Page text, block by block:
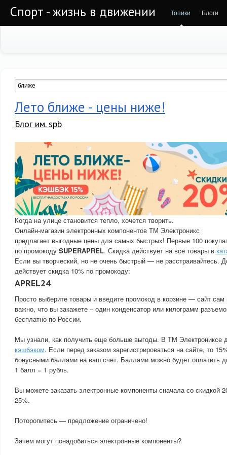
Спорт - жизнь в движении Топики Блоги
Лето ближе - цены ниже!
Блог им. spb
Когда на улице становится тепло, хочется творить.
Онлайн-магазин электронных компонентов ТМ Электроникс
предлагает выгодные цены для самых быстрых! Первые 100
по промокоду SUPERAPREL. Скидка действует на все товары в
Если вы творческий, но не очень быстрый — не расстраивайтесь.
действует скидка 10% по промокоду:
APREL24
Просто выберите товары и введите промокод в корзине — сайт сам
важно, что вы закажете – один конденсатор или килограмм
бесплатно по России.
Мы узнали, как получить еще больше выгоды. В ТМ Электрониксе
кэшбэком. Если перед заказом зарегистрироваться на сайте, то
бонусными баллами на ваш счет. Баллами можно будет оплатить
1 балл = 1 рубль.
Вы можете заказать электронные компоненты сначала со скидкой
25%.
Поторопитесь — предложение ограничено!
Зачем могут понадобиться электронные компоненты?